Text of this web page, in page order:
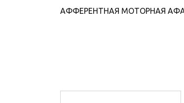
АФФЕРЕНТНАЯ МОТОРНАЯ